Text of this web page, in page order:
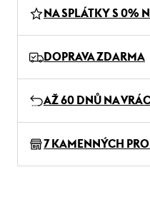
NA SPLÁTKY S 0%
DOPRAVA ZDARMA
AŽ 60 DNŮ NA
7 KAMENNÝCH